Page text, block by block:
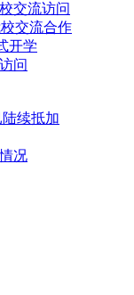
交流访问
交流合作
开学
问
续抵加
况